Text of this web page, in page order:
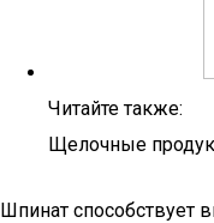
Читайте также:
Щелочные
Шпинат способствует